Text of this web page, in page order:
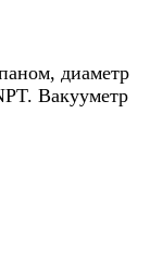
диаметр
Вакууметр